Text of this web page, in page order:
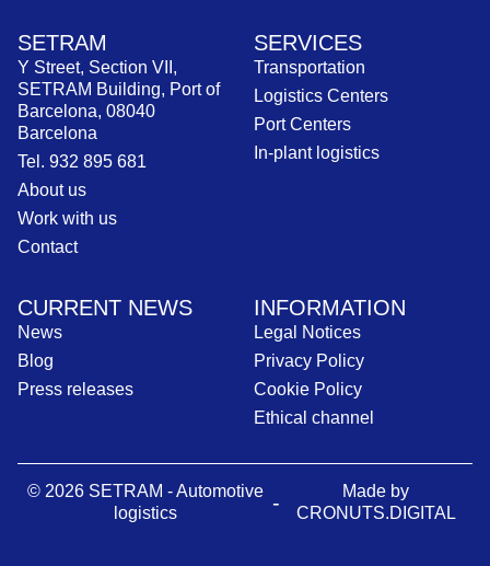
SETRAM
Y Street, Section VII,
SETRAM Building, Port of
Barcelona, 08040
Barcelona
Tel. 932 895 681
About us
Work with us
Contact
SERVICES
Transportation
Logistics Centers
Port Centers
In-plant logistics
CURRENT NEWS
News
Blog
Press releases
INFORMATION
Legal Notices
Privacy Policy
Cookie Policy
Ethical channel
© 2026 SETRAM - Automotive
logistics
-
Made by
CRONUTS.DIGITAL